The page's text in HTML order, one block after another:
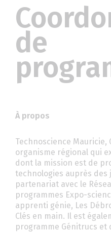
de
À propos
Technoscience
organisme régional qui
dont la mission est de
technologies auprès des
partenariat avec le
programmes Expo-
apprenti génie, Les
Clés en main. Il est
programme Génitrucs et